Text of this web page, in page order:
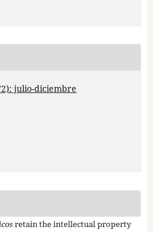
julio-diciembre
retain the intellectual property